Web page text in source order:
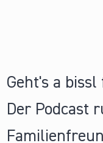
Geht's a
Der Podcast